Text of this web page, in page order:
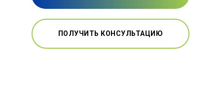
ПОЛУЧИТЬ КОНСУЛЬТАЦИЮ